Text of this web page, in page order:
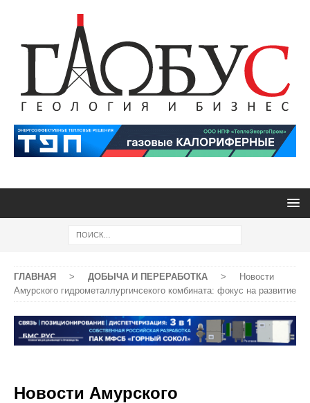
ГЛАВНАЯ > ДОБЫЧА И ПЕРЕРАБОТКА >
Новости
Амурского гидрометаллургичсекого комбината: фокус на развитие
Новости Амурского